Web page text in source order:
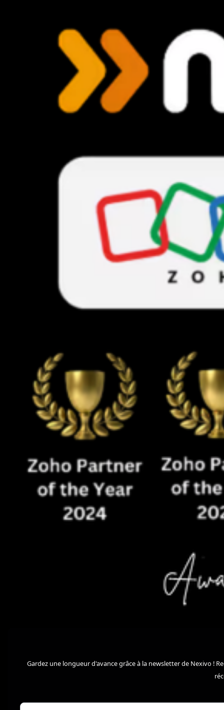
Gardez une longueur d'avance grâce à la newsletter de Nexivo !